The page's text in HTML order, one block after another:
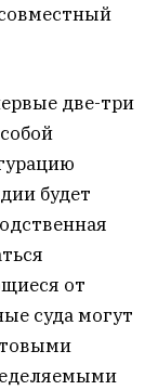
две-три
будет
от
суда могут